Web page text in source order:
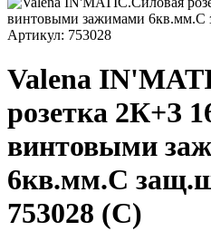
Артикул: 753028
Valena
розетка 2К+З
винтовыми
6кв.мм.С
753028 (С)